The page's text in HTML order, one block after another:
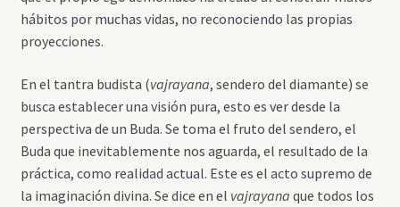
hábitos por muchas vidas, no reconociendo las propias
proyecciones.
En el tantra budista (vajrayana, sendero del diamante) se
busca establecer una visión pura, esto es ver desde la
perspectiva de un Buda. Se toma el fruto del sendero, el
Buda que inevitablemente nos aguarda, el resultado de la
práctica, como realidad actual. Este es el acto supremo de
la imaginación divina. Se dice en el vajrayana que todos los